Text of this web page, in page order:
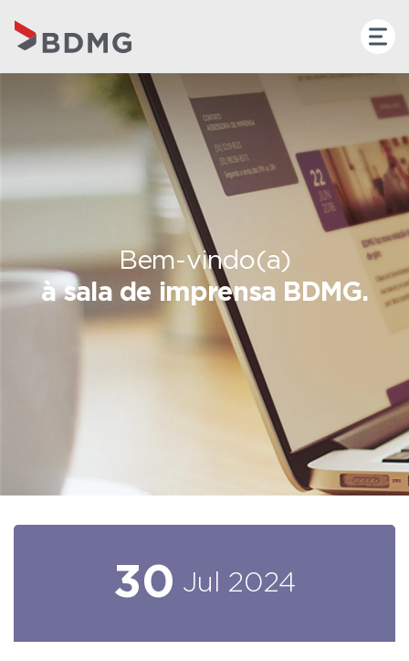
Bem-vindo(a)
à sala de imprensa BDMG.
30 Jul 2024